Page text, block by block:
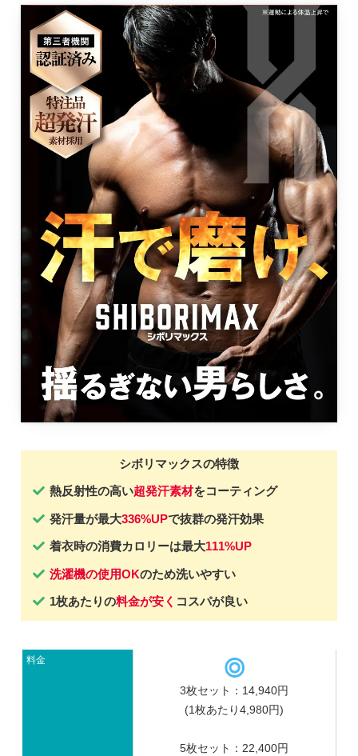
シボリマックスの特徴
熱反射性の高い超発汗素材をコーティング
発汗量が最大336%UPで抜群の発汗効果
着衣時の消費カロリーは最大111%UP
洗濯機の使用OKのため洗いやすい
1枚あたりの料金が安く コスパが良い
料金
3枚セット：14,940円
(1枚あたり4,980円)
5枚セット：22,400円